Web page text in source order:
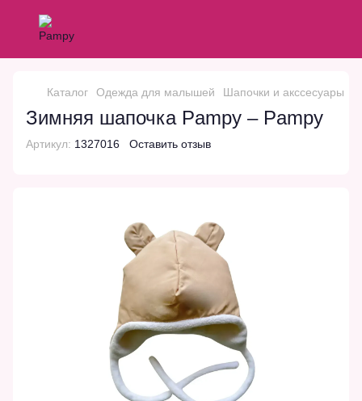
Каталог Одежда для малышей Шапочки и акссесуары
Зимняя шапочка Pampy – Pampy
Артикул: 1327016 Оставить отзыв